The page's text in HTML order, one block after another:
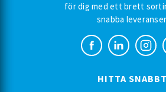
för dig med ett brett
snabba
HITTA SNABBT